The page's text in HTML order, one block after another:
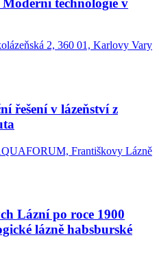
technologie v
2, 360 01, Karlovy Vary
řešení v lázeňství z
Františkovy Lázně
Lázní po roce 1900
lázně habsburské